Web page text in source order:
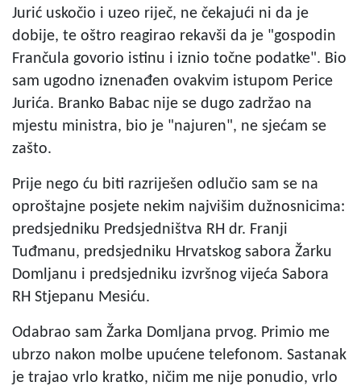
Jurić uskočio i uzeo riječ, ne čekajući ni da je
dobije, te oštro reagirao rekavši da je "gospodin
Frančula govorio istinu i iznio točne podatke". Bio
sam ugodno iznenađen ovakvim istupom Perice
Jurića. Branko Babac nije se dugo zadržao na
mjestu ministra, bio je "najuren", ne sjećam se
zašto.
Prije nego ću biti razriješen odlučio sam se na
oproštajne posjete nekim najvišim dužnosnicima:
predsjedniku Predsjedništva RH dr. Franji
Tuđmanu, predsjedniku Hrvatskog sabora Žarku
Domljanu i predsjedniku izvršnog vijeća Sabora
RH Stjepanu Mesiću.
Odabrao sam Žarka Domljana prvog. Primio me
ubrzo nakon molbe upućene telefonom. Sastanak
je trajao vrlo kratko, ničim me nije ponudio, vrlo